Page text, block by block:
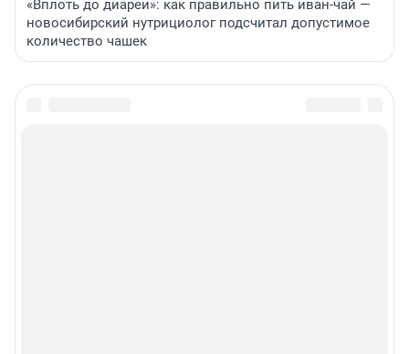
«Вплоть до диареи»: как правильно пить иван-чай —
новосибирский нутрициолог подсчитал допустимое
количество чашек